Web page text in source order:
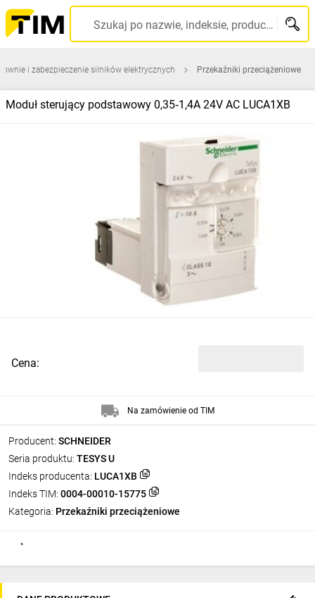
Szukaj po nazwie, indeksie, producencie, kodzie kreskowym...
i zabezpieczenie silników elektrycznych Przekaźniki przeciążeniowe
Moduł sterujący podstawowy 0,35‑1,4A 24V AC LUCA1XB
Producent: SCHNEIDER
Seria produktu: TESYS U
Indeks producenta: LUCA1XB
Indeks TIM: 0004-00010-15775
Kategoria: Przekaźniki przeciążeniowe
Cena:
Na zamówienie od TIM